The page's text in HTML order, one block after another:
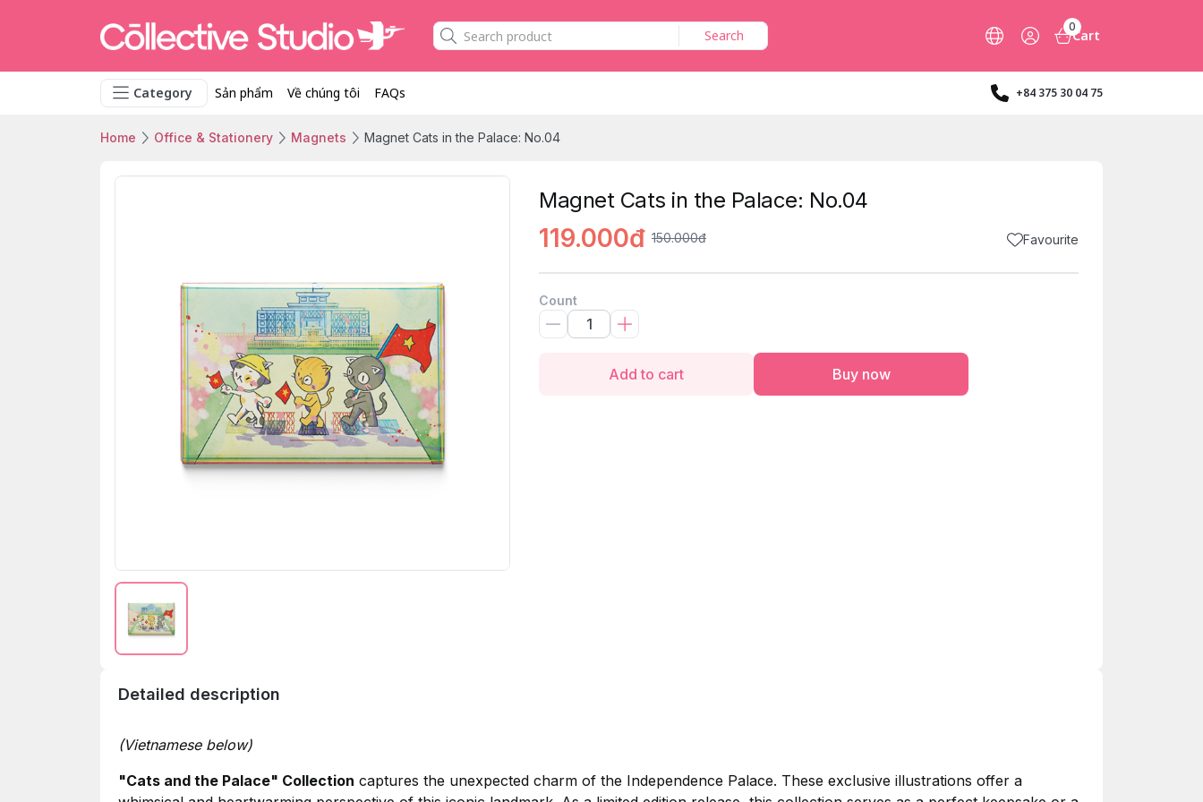
Search
0
Cart
Category Sản phẩm Về chúng tôi FAQs +84 375 30 04 75
Home Office & Stationery Magnets Magnet Cats in the Palace: No.04
Magnet Cats in the Palace: No.04
119.000đ 150.000đ Favourite
Count
Add to cart Buy now
Detailed description
(Vietnamese below)
"Cats and the Palace" Collection captures the unexpected charm of the Independence Palace. These exclusive illustrations offer a